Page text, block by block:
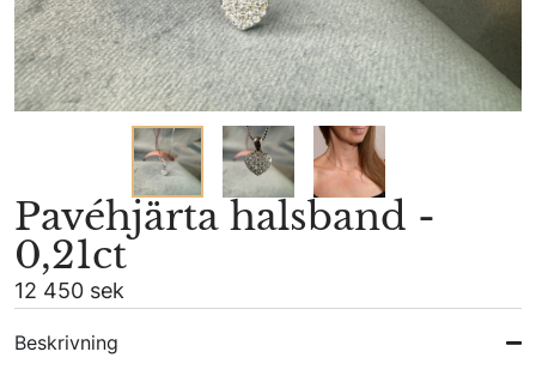
Pavéhjärta halsband -
0,21ct
12 450 sek
Beskrivning